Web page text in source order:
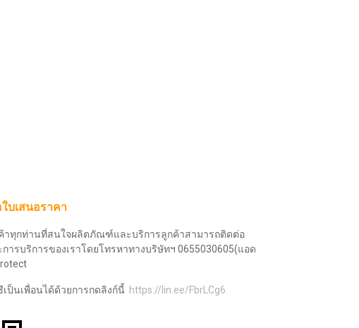
บเสนอราคา
าทุกท่านที่สนใจผลิตภัณฑ์และบริการลูกค้าสามารถติดต่อ
รบริการของเราโดยโทรหาทางบริษัทฯ 0655030605(แอด
ป็นเพื่อนได้ด้วยการกดลิงก์นี้ https://lin.ee/FbrLCg6